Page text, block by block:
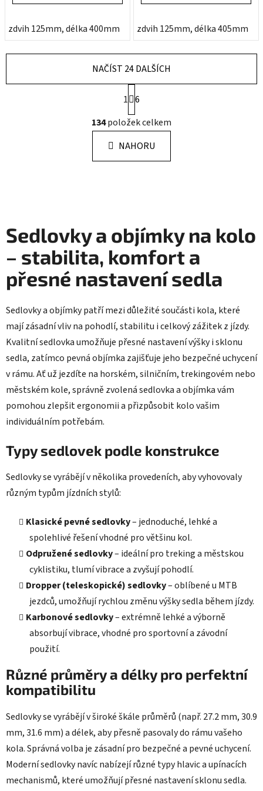
zdvih 125mm, délka 400mm zdvih 150mm, délka 445mm
zdvih 125mm, délka 405mm
O
v
l
á
d
r
v
k
y
v
p
i
s
u
NAČÍST 24 DALŠÍCH
S
t
r
á
n
k
1 6
134položek celkem
NAHORU
Sedlovky a objímky na kolo
– stabilita, komfort a
přesné nastavení sedla
Sedlovky a objímky patří mezi důležité součásti kola, které
mají zásadní vliv na pohodlí, stabilitu i celkový zážitek z jízdy.
Kvalitní sedlovka umožňuje přesné nastavení výšky i sklonu
sedla, zatímco pevná objímka zajišťuje jeho bezpečné uchycení
v rámu. Ať už jezdíte na horském, silničním, trekingovém nebo
městském kole, správně zvolená sedlovka a objímka vám
pomohou zlepšit ergonomii a přizpůsobit kolo vašim
individuálním potřebám.
Typy sedlovek podle konstrukce
Sedlovky se vyrábějí v několika provedeních, aby vyhovovaly
různým typům jízdních stylů:
Klasické pevné sedlovky– jednoduché, lehké a
spolehlivé řešení vhodné pro většinu kol.
Odpružené sedlovky– ideální pro treking a městskou
cyklistiku, tlumí vibrace a zvyšují pohodlí.
Dropper (teleskopické) sedlovky– oblíbené u MTB
jezdců, umožňují rychlou změnu výšky sedla během jízdy.
Karbonové sedlovky– extrémně lehké a výborně
absorbují vibrace, vhodné pro sportovní a závodní
použití.
Různé průměry a délky pro perfektní
kompatibilitu
Sedlovky se vyrábějí v široké škále průměrů (např. 27.2 mm, 30.9
mm, 31.6 mm) a délek, aby přesně pasovaly do rámu vašeho
kola. Správná volba je zásadní pro bezpečné a pevné uchycení.
Moderní sedlovky navíc nabízejí různé typy hlavic a upínacích
mechanismů, které umožňují přesné nastavení sklonu sedla.